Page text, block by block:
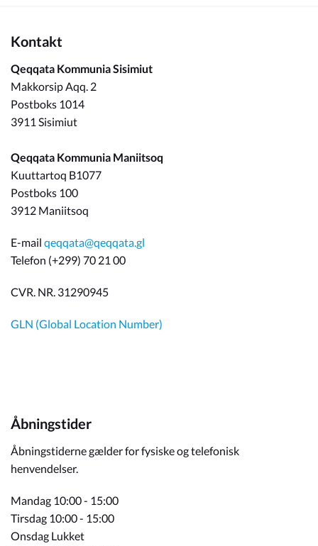
Kontakt
Qeqqata Kommunia Sisimiut
Makkorsip Aqq. 2
Postboks 1014
3911 Sisimiut
Qeqqata Kommunia Maniitsoq
Kuuttartoq B1077
Postboks 100
3912 Maniitsoq
E-mail qeqqata@qeqqata.gl
Telefon (+299) 70 21 00
CVR. NR. 31290945
GLN (Global Location Number)
Åbningstider
Åbningstiderne gælder for fysiske og telefonisk
henvendelser.
Mandag 10:00 - 15:00
Tirsdag 10:00 - 15:00
Onsdag Lukket